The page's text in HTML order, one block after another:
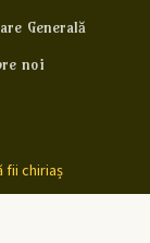
Generală
noi
fii chiriaș